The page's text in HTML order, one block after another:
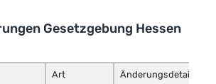
Gesetzgebung Hessen
Art Änderungsdetails